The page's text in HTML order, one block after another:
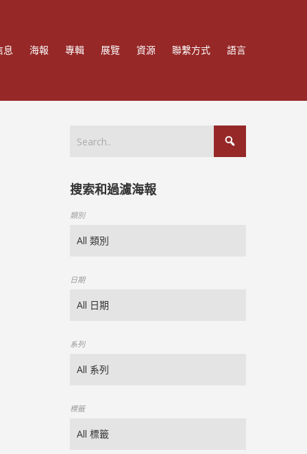
息 海報 專輯 展覽 資源 聯繫方式 語言
搜索和過濾海報
類別
日期
系列
標籤